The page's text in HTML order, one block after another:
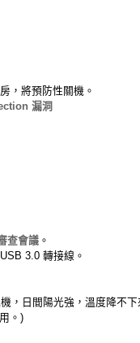
，將預防性關機。
漏洞
查會議。
3.0 轉接線。
，日間陽光強，溫度降不
。)